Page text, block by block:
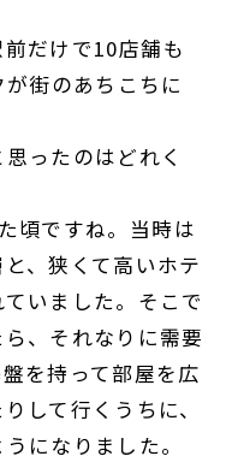
だけで10店舗も
街のあちこちに
ったのはどれく
頃ですね。当時は
、狭くて高いホテ
いました。そこで
、それなりに需要
を持って部屋を広
して行くうちに、
になりました。